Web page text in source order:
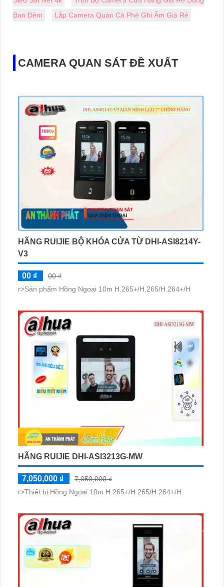
Ban Đêm
Lắp Camera Quán Cà Phê Ghi Âm Giá Rẻ
CAMERA QUAN SÁT ĐỀ XUẤT
HÃNG RUIJIE BỘ KHÓA CỬA TỪ DHI-ASI8214Y-
V3
00 ₫
00 ₫
r>Sản phẩm Hồng Ngoại 10m H.265+/H.265/H.264+/H
HÃNG RUIJIE DHI-ASI3213G-MW
7,050,000 ₫
7,050,000 ₫
r>Thiết bị Hồng Ngoại 10m H.265+/H.265/H.264+/H